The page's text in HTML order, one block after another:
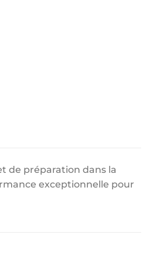
de préparation dans la
exceptionnelle pour